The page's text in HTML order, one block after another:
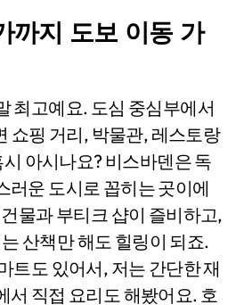
까지 도보 이동 가
최고예요. 도심 중심부에서
쇼핑 거리, 박물관, 레스토랑
아시나요? 비스바덴은 독
러운 도시로 꼽히는 곳이에
물과 부티크 샵이 즐비하고,
산책만 해도 힐링이 되죠.
트도 있어서, 저는 간단한 재
서 직접 요리도 해봤어요. 호